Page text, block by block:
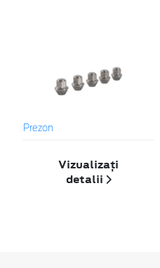
Prezon
Vizualizați
detalii